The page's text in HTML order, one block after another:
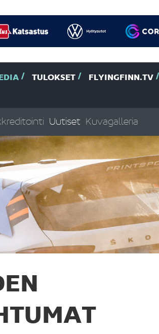
TULOKSET FLYINGFINN.TV
Uutiset Kuvagalleria